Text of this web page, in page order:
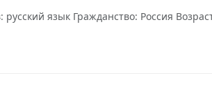
язык Гражданство: Россия